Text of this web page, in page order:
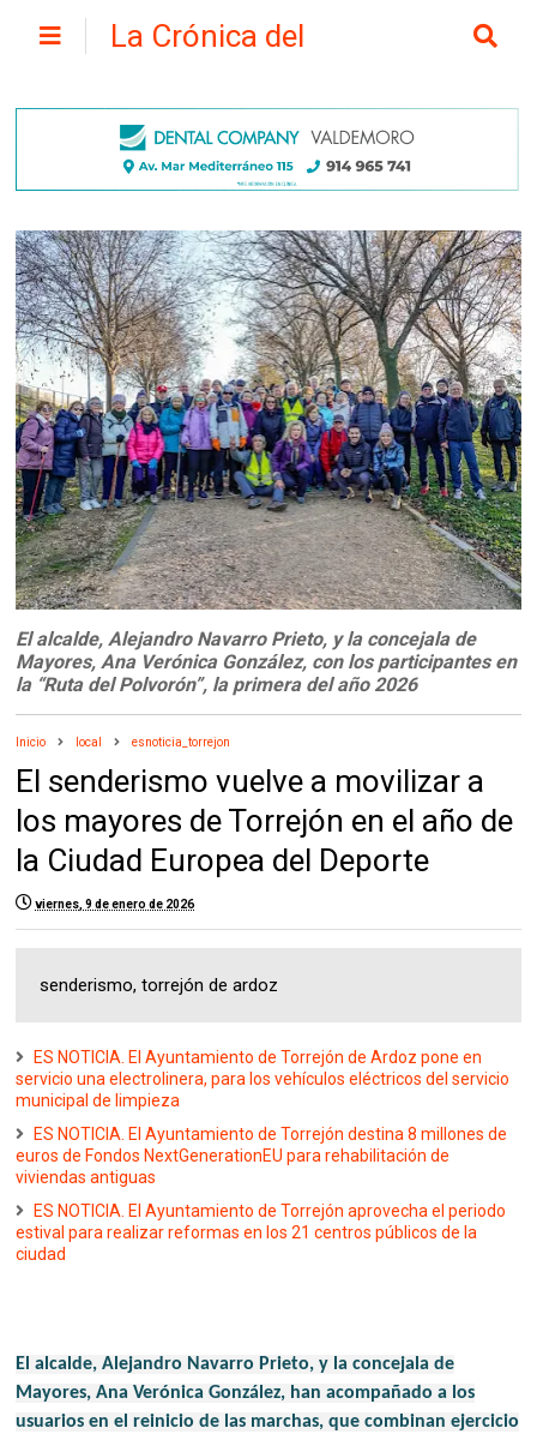
La Crónica del
El alcalde, Alejandro Navarro Prieto, y la concejala de
Mayores, Ana Verónica González, con los participantes en
la “Ruta del Polvorón”, la primera del año 2026
Inicio local esnoticia_torrejon
El senderismo vuelve a movilizar a
los mayores de Torrejón en el año de
la Ciudad Europea del Deporte
viernes, 9 de enero de 2026
senderismo, torrejón de ardoz
ES NOTICIA. El Ayuntamiento de Torrejón de Ardoz pone en
servicio una electrolinera, para los vehículos eléctricos del servicio
municipal de limpieza
ES NOTICIA. El Ayuntamiento de Torrejón destina 8 millones de
euros de Fondos NextGenerationEU para rehabilitación de
viviendas antiguas
ES NOTICIA. El Ayuntamiento de Torrejón aprovecha el periodo
estival para realizar reformas en los 21 centros públicos de la
ciudad
El alcalde, Alejandro Navarro Prieto, y la concejala de
Mayores, Ana Verónica González, han acompañado a los
usuarios en el reinicio de las marchas, que combinan ejercicio